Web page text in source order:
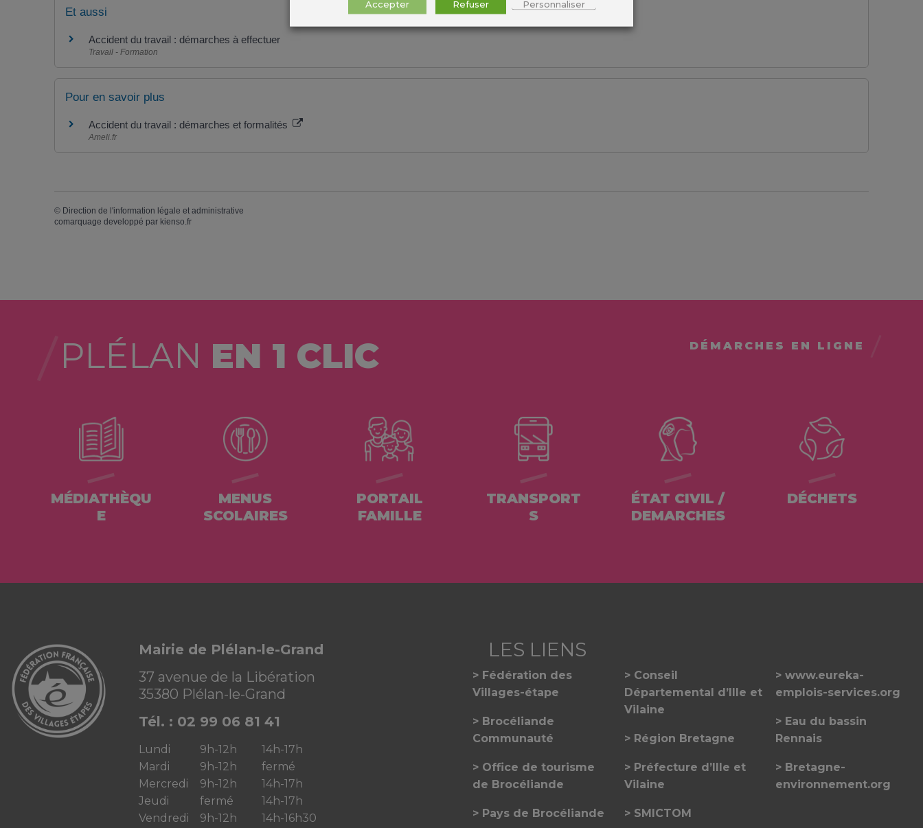
Et aussi
Accident du travail : démarches à effectuer
Travail - Formation
Pour en savoir plus
Accident du travail : démarches et formalités
Ameli.fr
© Direction de l'information légale et administrative
comarquage developpé par kienso.fr
PLÉLAN EN 1 CLIC DÉMARCHES EN LIGNE
MÉDIATHÈQU
E
MENUS
SCOLAIRES
PORTAIL
FAMILLE
TRANSPORT
S
ÉTAT CIVIL /
DEMARCHES
DÉCHETS
Mairie de Plélan-le-Grand
37 avenue de la Libération
35380 Plélan-le-Grand
Tél. : 02 99 06 81 41
Lundi 9h-12h
14h-17h
Mardi
9h-12h
fermé
Mercredi
9h-12h
14h-17h
Jeudi
fermé
14h-17h
Vendredi
9h-12h 14h-16h30
Fédération des
Villages-étape
Brocéliande
Communauté
Office de tourisme
de Brocéliande
Pays de Brocéliande
Conseil
Départemental d’Ille et
Vilaine
Région Bretagne
Préfecture d’Ille et
Vilaine
SMICTOM
www.eureka-
emplois-services.org
Eau du bassin
Rennais
Bretagne-
environnement.org
Accepter Refuser Personnaliser